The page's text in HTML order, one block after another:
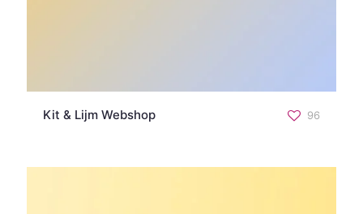
Kit & Lijm Webshop 96